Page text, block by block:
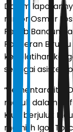
Dalam
rumor Osmar
Persib Bandung
Pangeran Biru
kepelatihan ke
sebagai asisten
“Sementara itu,
masuk dalam
Klub berjuluk
memilih Igor